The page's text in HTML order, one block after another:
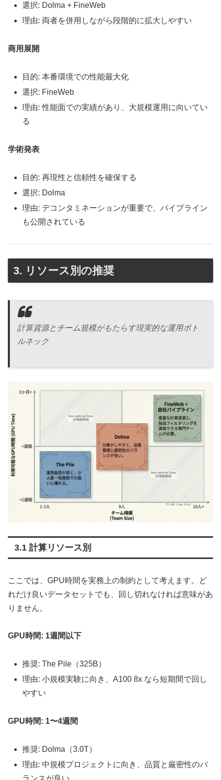
選択: Dolma + FineWeb
理由: 両者を併用しながら段階的に拡大しやすい
商用展開
目的: 本番環境での性能最大化
選択: FineWeb
理由: 性能面での実績があり、大規模運用に向いてい
る
学術発表
目的: 再現性と信頼性を確保する
選択: Dolma
理由: デコンタミネーションが重要で、パイプライン
も公開されている
3. リソース別の推奨
計算資源とチーム規模がもたらす現実的な運用ボト
ルネック
3.1 計算リソース別
ここでは、GPU時間を実務上の制約として考えます。ど
れだけ良いデータセットでも、回し切れなければ意味があ
りません。
GPU時間: 1週間以下
推奨: The Pile（325B）
理由: 小規模実験に向き、A100 8x なら短期間で回し
やすい
GPU時間: 1〜4週間
推奨: Dolma（3.0T）
理由: 中規模プロジェクトに向き、品質と厳密性のバ